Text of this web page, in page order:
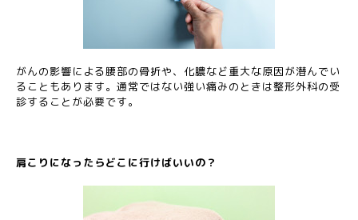
がんの影響による腰部の骨折や、化膿など重大な原因が潜んでい
ることもあります。通常ではない強い痛みのときは整形外科の受
診することが必要です。
肩こりになったらどこに行けばいいの？